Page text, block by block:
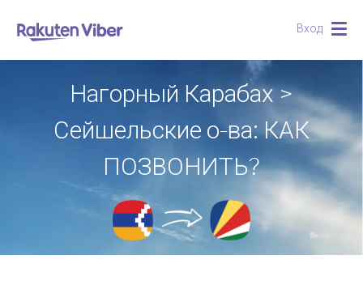
Вход
Нагорный Карабах >
Сейшельские о-ва: КАК
ПОЗВОНИТЬ?